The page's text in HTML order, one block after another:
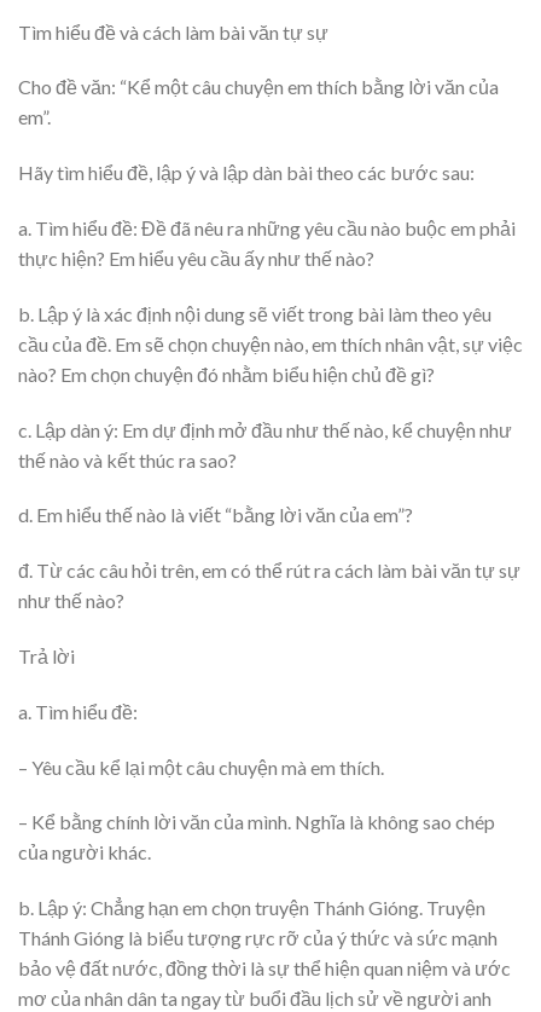
Tìm hiểu đề và cách làm bài văn tự sự
Cho đề văn: “Kể một câu chuyện em thích bằng lời văn của
em”.
Hãy tìm hiểu đề, lập ý và lập dàn bài theo các bước sau:
a. Tìm hiểu đề: Đề đã nêu ra những yêu cầu nào buộc em phải
thực hiện? Em hiểu yêu cầu ấy như thế nào?
b. Lập ý là xác định nội dung sẽ viết trong bài làm theo yêu
cầu của đề. Em sẽ chọn chuyện nào, em thích nhân vật, sự việc
nào? Em chọn chuyện đó nhằm biểu hiện chủ đề gì?
c. Lập dàn ý: Em dự định mở đầu như thế nào, kể chuyện như
thế nào và kết thúc ra sao?
d. Em hiểu thế nào là viết “bằng lời văn của em”?
đ. Từ các câu hỏi trên, em có thể rút ra cách làm bài văn tự sự
như thế nào?
Trả lời
a. Tìm hiểu đề:
– Yêu cầu kể lại một câu chuyện mà em thích.
– Kể bằng chính lời văn của mình. Nghĩa là không sao chép
của người khác.
b. Lập ý: Chẳng hạn em chọn truyện Thánh Gióng. Truyện
Thánh Gióng là biểu tượng rực rỡ của ý thức và sức mạnh
bảo vệ đất nước, đồng thời là sự thể hiện quan niệm và ước
mơ của nhân dân ta ngay từ buổi đầu lịch sử về người anh